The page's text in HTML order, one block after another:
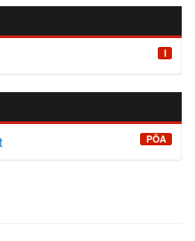
I
PÖA